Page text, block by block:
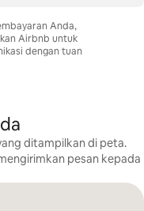
Anda,
Airbnb untuk
dengan tuan
ditampilkan di peta.
pesan kepada